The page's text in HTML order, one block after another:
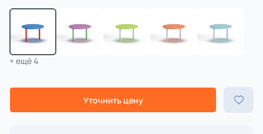
+ ещё 4
Уточнить цену